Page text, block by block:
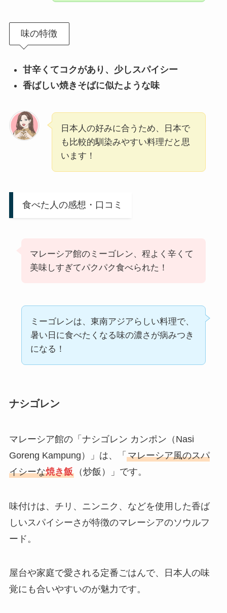
味の特徴
甘辛くてコクがあり、少しスパイシー
香ばしい焼きそばに似たような味
日本人の好みに合うため、日本で
も比較的馴染みやすい料理だと思
います！
食べた人の感想・口コミ
マレーシア館のミーゴレン、程よく辛くて
美味しすぎてパクパク食べられた！
ミーゴレンは、東南アジアらしい料理で、
暑い日に食べたくなる味の濃さが病みつき
になる！
ナシゴレン
マレーシア館の「ナシゴレン カンポン（Nasi
Goreng Kampung）」は、「 マレーシア風のスパ
イシーな焼き飯（炒飯）」です。
味付けは、チリ、ニンニク、などを使用した香ば
しいスパイシーさが特徴のマレーシアのソウルフ
ード。
屋台や家庭で愛される定番ごはんで、日本人の味
覚にも合いやすいのが魅力です。